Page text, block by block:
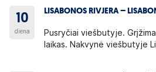
10
diena
LISABONOS RIVJERA –
Pusryčiai viešbutyje.
laikas. Nakvynė viešbutyje